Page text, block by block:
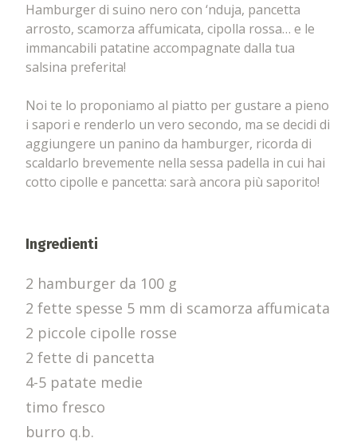
Hamburger di suino nero con ‘nduja, pancetta
arrosto, scamorza affumicata, cipolla rossa… e le
immancabili patatine accompagnate dalla tua
salsina preferita!
Noi te lo proponiamo al piatto per gustare a pieno
i sapori e renderlo un vero secondo, ma se decidi di
aggiungere un panino da hamburger, ricorda di
scaldarlo brevemente nella sessa padella in cui hai
cotto cipolle e pancetta: sarà ancora più saporito!
Ingredienti
2 hamburger da 100 g
2 fette spesse 5 mm di scamorza affumicata
2 piccole cipolle rosse
2 fette di pancetta
4-5 patate medie
timo fresco
burro q.b.